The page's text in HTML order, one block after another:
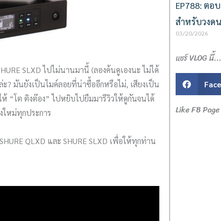
SLXD ไปไม่นานมานี้ (ลองค้นดูเองนะ ไม่ได้
ะ? มันยังเป็นไมค์ลอยที่น่าซื้ออีกหรือไม่, เสียงเป็น
ห้ “โต ติงต๊อง” ไปหยิบไปยืมมารีวิวให้ดูกันจนได้
หม่ทุกประการ
QLXD และ SHURE SLXD เพื่อให้ทุกท่าน
EP788: ตอ
สำหรับวงด
03/20/2026
แชร์ VLOG นี้...
Like FB